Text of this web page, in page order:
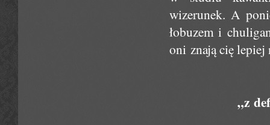
wizerunek. A
łobuzem i
oni znają cię lepiej
„z